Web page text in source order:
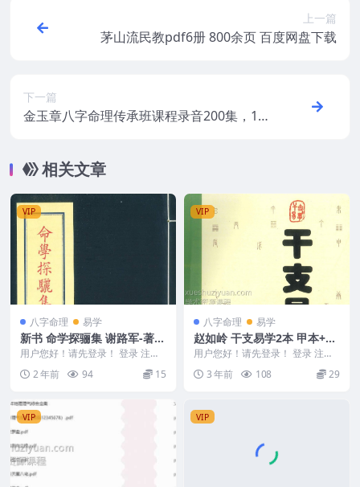
上一篇
茅山流民教pdf6册 800余页 百度网盘下载
下一篇
金玉章八字命理传承班课程录音200集，137
相关文章
VIP
八字命理 易学
新书 命学探骊集 谢路军-著 1
26P
用户您好！请先登录！ 登录 注册
命学探骊集 谢路军-著 126P 2405
03...2 年前 94 15
VIP
八字命理 易学
赵如岭 干支易学2本 甲本+乙
本
用户您好！请先登录！ 登录 注册
3 年前 108 29
VIP VIP